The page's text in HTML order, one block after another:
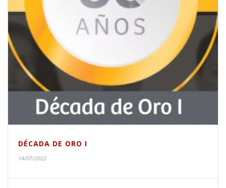
DÉCADA DE ORO I
14/07/2022